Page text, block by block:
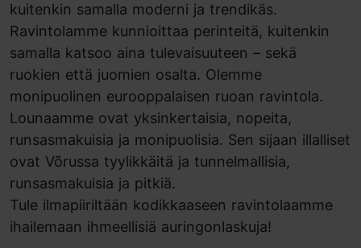
kuitenkin samalla moderni ja trendikäs.
Ravintolamme kunnioittaa perinteitä, kuitenkin
samalla katsoo aina tulevaisuuteen – sekä
ruokien että juomien osalta. Olemme
monipuolinen eurooppalaisen ruoan ravintola.
Lounaamme ovat yksinkertaisia, nopeita,
runsasmakuisia ja monipuolisia. Sen sijaan illalliset
ovat Võrussa tyylikkäitä ja tunnelmallisia,
runsasmakuisia ja pitkiä.
Tule ilmapiiriltään kodikkaaseen ravintolaamme
ihailemaan ihmeellisiä auringonlaskuja!